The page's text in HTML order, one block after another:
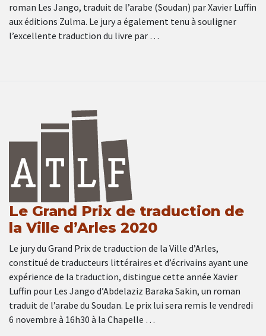
roman Les Jango, traduit de l’arabe (Soudan) par Xavier Luffin
aux éditions Zulma. Le jury a également tenu à souligner
l’excellente traduction du livre par …
Le Grand Prix de traduction de
la Ville d’Arles 2020
Le jury du Grand Prix de traduction de la Ville d’Arles,
constitué de traducteurs littéraires et d’écrivains ayant une
expérience de la traduction, distingue cette année Xavier
Luffin pour Les Jango d’Abdelaziz Baraka Sakin, un roman
traduit de l’arabe du Soudan. Le prix lui sera remis le vendredi
6 novembre à 16h30 à la Chapelle …